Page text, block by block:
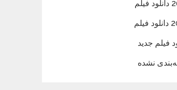
فیلم جدید
نشده